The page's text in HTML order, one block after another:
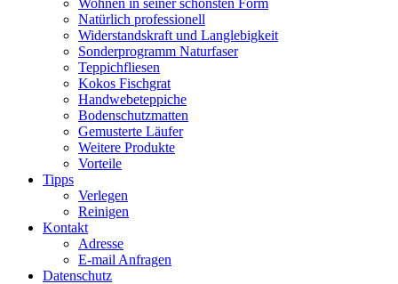
Wohnen in seiner schönsten Form
Natürlich professionell
Widerstandskraft und Langlebigkeit
Sonderprogramm Naturfaser
Teppichfliesen
Kokos Fischgrat
Handwebeteppiche
Bodenschutzmatten
Gemusterte Läufer
Weitere Produkte
Vorteile
Tipps
Verlegen
Reinigen
Kontakt
Adresse
E-mail Anfragen
Datenschutz